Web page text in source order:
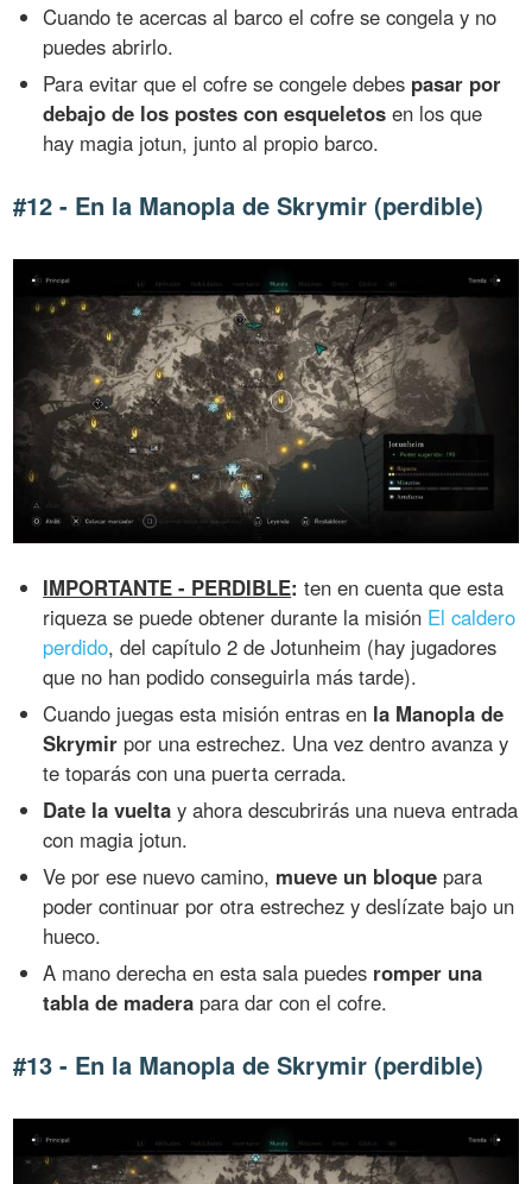
Cuando te acercas al barco el cofre se congela y no
puedes abrirlo.
Para evitar que el cofre se congele debes pasar por
debajo de los postes con esqueletos en los que
hay magia jotun, junto al propio barco.
#12 - En la Manopla de Skrymir (perdible)
IMPORTANTE - PERDIBLE: ten en cuenta que esta
riqueza se puede obtener durante la misión El caldero
perdido, del capítulo 2 de Jotunheim (hay jugadores
que no han podido conseguirla más tarde).
Cuando juegas esta misión entras en la Manopla de
Skrymir por una estrechez. Una vez dentro avanza y
te toparás con una puerta cerrada.
Date la vuelta y ahora descubrirás una nueva entrada
con magia jotun.
Ve por ese nuevo camino, mueve un bloque para
poder continuar por otra estrechez y deslízate bajo un
hueco.
A mano derecha en esta sala puedes romper una
tabla de madera para dar con el cofre.
#13 - En la Manopla de Skrymir (perdible)